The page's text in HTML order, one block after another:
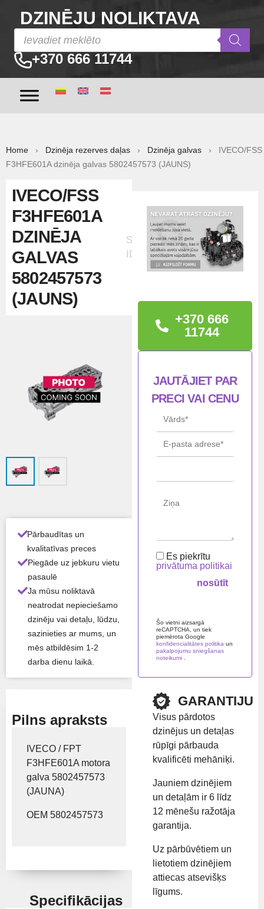
DZINĒJU NOLIKTAVA
+370 666 11744
Home › Dzinēja rezerves daļas › Dzinēja galvas › IVECO/FSS
F3HFE601A dzinēja galvas 5802457573 (JAUNS)
IVECO/FSS
F3HFE601A
DZINĒJA
GALVAS
5802457573
(JAUNS)
Sludinājuma
ID:33249
Pārbaudītas un
kvalitatīvas preces
Piegāde uz jebkuru vietu
pasaulē
Ja mūsu noliktavā
neatrodat nepieciešamo
dzinēju vai detaļu, lūdzu,
sazinieties ar mums, un
mēs atbildēsim 1-2
darba dienu laikā.
TEHNISKĀ
INFORMĀCIJA
CNG MY 2016 – W OEM:
5802457573
Ražo
Iveco / NEF /
FPT
elis
Jauns
Visas produkta īpašības ›
Atlikums:Ir noliktavā
Preču zīme:Iveco
Rādīt cenu
Pilns apraksts
IVECO / FPT
F3HFE601A motora
galva 5802457573
(JAUNA)
OEM 5802457573
Specifikācijas
+370 666
11744
JAUTĀJIET PAR
PRECI VAI CENU
Es piekrītu
privātuma politikai
Šo vietni aizsargā
reCAPTCHA, un tiek
piemērota Google
konfidencialitātes politika un
pakalpojumu sniegšanas
noteikumi
GARANTIJU
Visus pārdotos
dzinējus un detaļas
rūpīgi pārbauda
kvalificēti mehāniķi.
Jauniem dzinējiem
un detaļām ir 6 līdz
12 mēnešu ražotāja
garantija.
Uz pārbūvētiem un
lietotiem dzinējiem
attiecas atsevišķs
līgums.